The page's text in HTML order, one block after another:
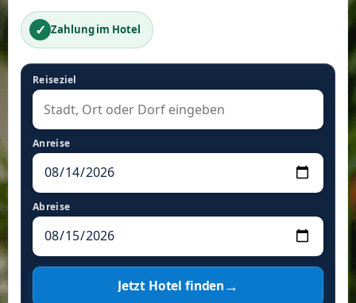
✓ Zahlung im Hotel
Reiseziel
Anreise
Abreise
Jetzt Hotel finden→